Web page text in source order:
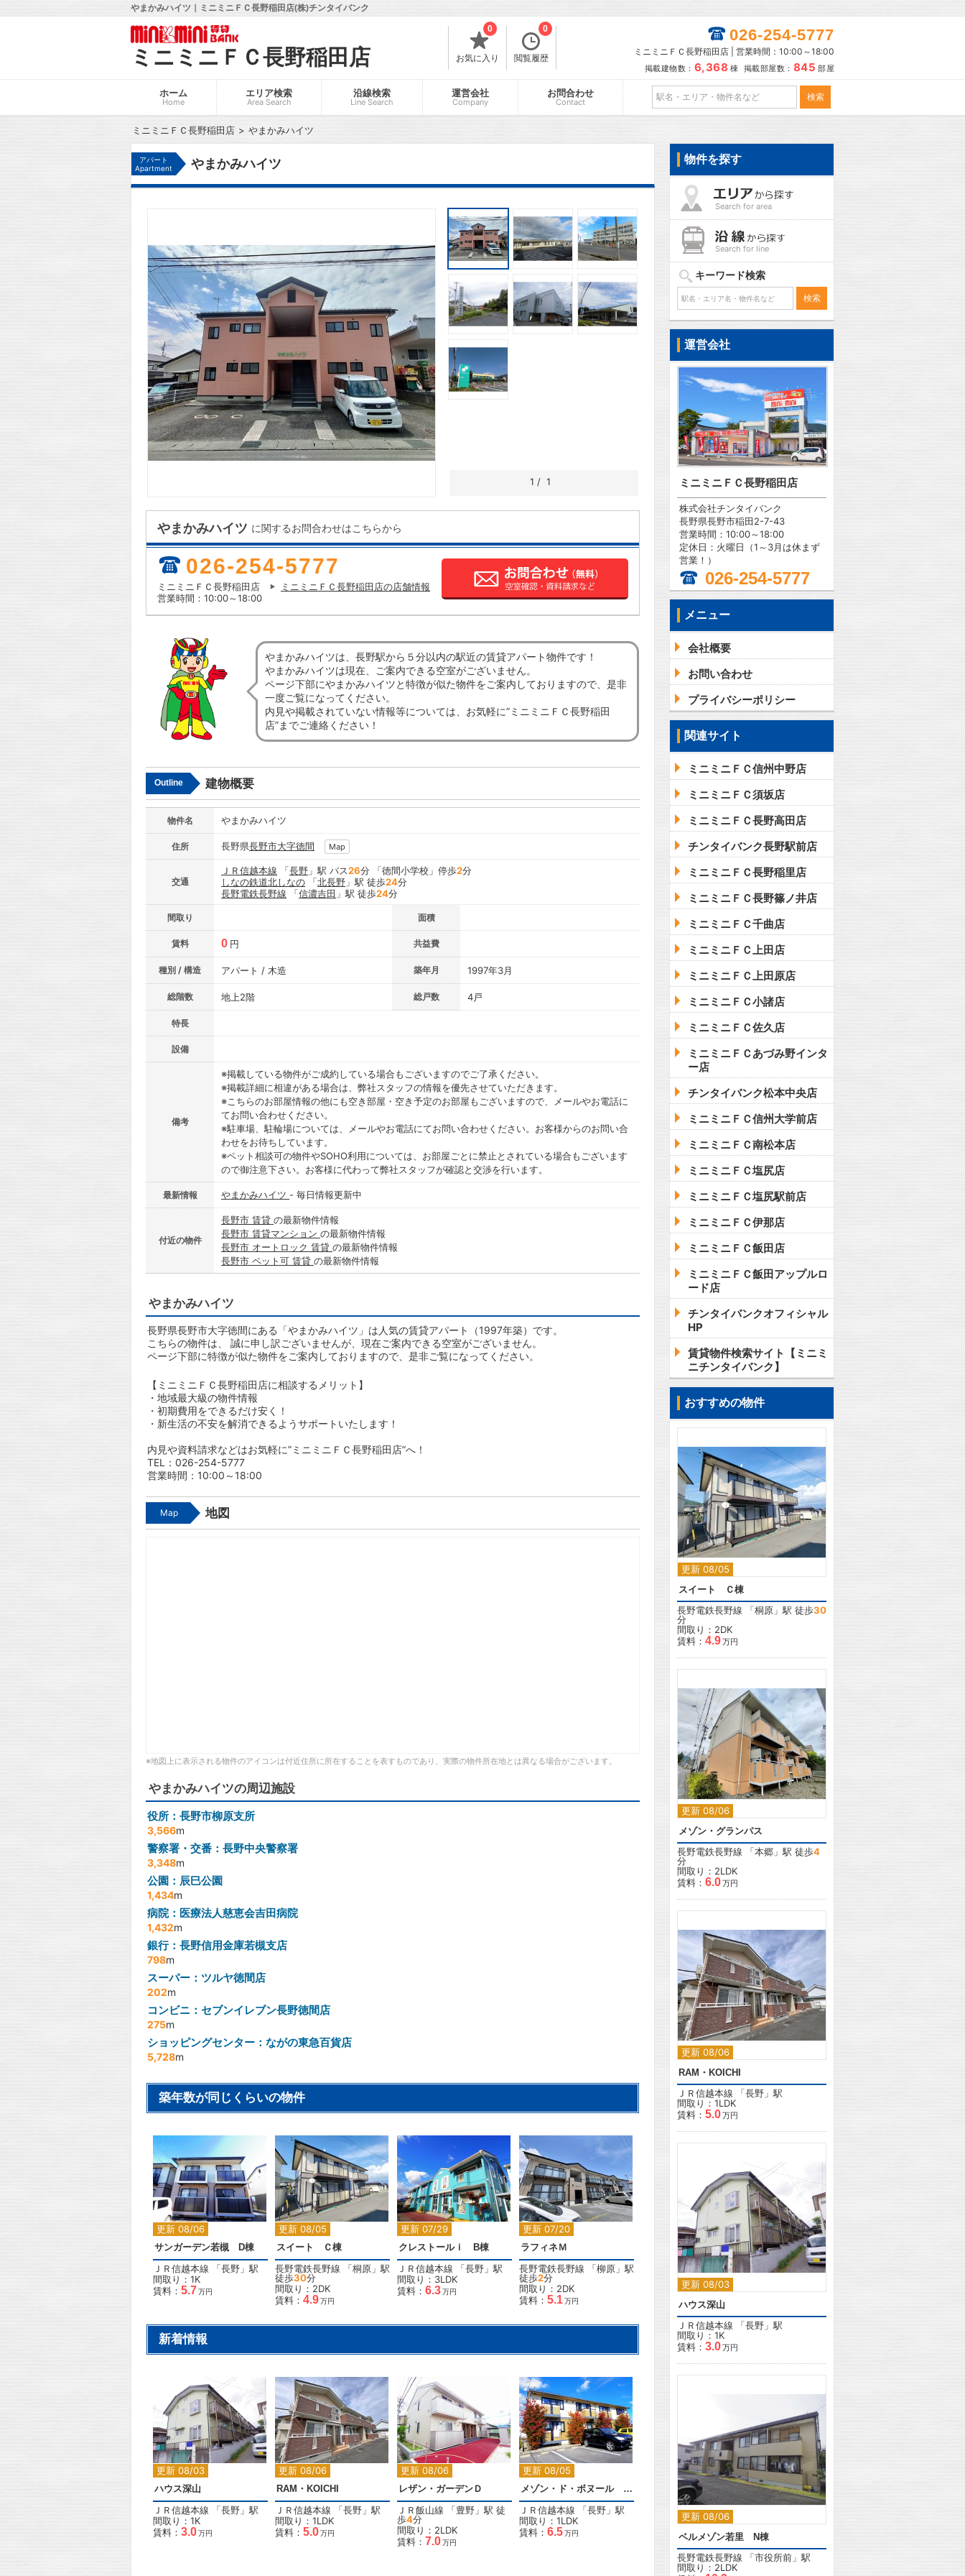
やまかみハイツ｜ミニミニＦＣ長野稲田店(株)チンタイバンク
ミニミニＦＣ長野稲田店 お気に入り
0
閲覧履歴
0 026-254-5777
ミニミニＦＣ長野稲田店 | 営業時間：10:00～18:00
掲載建物数： 6,368 棟 掲載部屋数： 845 部屋
ホーム
Home
エリア検索
Area Search
沿線検索
Line Search
運営会社
Company
お問合わせ
Contact
ミニミニＦＣ長野稲田店 やまかみハイツ
アパート
Apartment
やまかみハイツ
1 / 1
やまかみハイツ に関するお問合わせはこちらから
026-254-5777
ミニミニＦＣ長野稲田店
ミニミニＦＣ長野稲田店の店舗情報
営業時間：10:00～18:00
やまかみハイツは、長野駅から５分以内の駅近の賃貸アパート物件です！
やまかみハイツは現在、ご案内できる空室がございません。
ページ下部にやまかみハイツと特徴が似た物件をご案内しておりますので、是非
一度ご覧になってください。
内見や掲載されていない情報等については、お気軽に”ミニミニＦＣ長野稲田
店”までご連絡ください！
Outline 建物概要
物件名 やまかみハイツ
住所 長野県長野市大字徳間 Map
交通
ＪＲ信越本線 「長野 」駅 バス26分 「徳間小学校」停歩2分
しなの鉄道北しなの 「北長野 」駅 徒歩24分
長野電鉄長野線 「信濃吉田 」駅 徒歩24分
間取り 面積
賃料 0 円 共益費
種別 / 構造 アパート / 木造 築年月 1997年3月
総階数 地上2階 総戸数 4戸
特長
設備
備考
※掲載している物件がご成約している場合もございますのでご了承ください。
※掲載詳細に相違がある場合は、弊社スタッフの情報を優先させていただきます。
※こちらのお部屋情報の他にも空き部屋・空き予定のお部屋もございますので、メールやお電話に
てお問い合わせください。
※駐車場、駐輪場については、メールやお電話にてお問い合わせください。お客様からのお問い合
わせをお待ちしています。
※ペット相談可の物件やSOHO利用については、お部屋ごとに禁止とされている場合もございます
ので御注意下さい。お客様に代わって弊社スタッフが確認と交渉を行います。
最新情報 やまかみハイツ - 毎日情報更新中
付近の物件
長野市 賃貸 の最新物件情報
長野市 賃貸マンション の最新物件情報
長野市 オートロック 賃貸 の最新物件情報
長野市 ペット可 賃貸 の最新物件情報
やまかみハイツ
長野県長野市大字徳間にある「やまかみハイツ」は人気の賃貸アパート（1997年築）です。
こちらの物件は、 誠に申し訳ございませんが、現在ご案内できる空室がございません。
ページ下部に特徴が似た物件をご案内しておりますので、是非ご覧になってください。
【ミニミニＦＣ長野稲田店に相談するメリット】
・地域最大級の物件情報
・初期費用をできるだけ安く！
・新生活の不安を解消できるようサポートいたします！
内見や資料請求などはお気軽に”ミニミニＦＣ長野稲田店”へ！
TEL：026-254-5777
営業時間：10:00～18:00
Map 地図
※地図上に表示される物件のアイコンは付近住所に所在することを表すものであり、実際の物件所在地とは異なる場合がございます。
やまかみハイツの周辺施設
役所：長野市柳原支所
3,566m
警察署・交番：長野中央警察署
3,348m
公園：辰巳公園
1,434m
病院：医療法人慈恵会吉田病院
1,432m
銀行：長野信用金庫若槻支店
798m
スーパー：ツルヤ徳間店
202m
コンビニ：セブンイレブン長野徳間店
275m
ショッピングセンター：ながの東急百貨店
5,728m
築年数が同じくらいの物件
更新 08/06
2
サンガーデン若槻 D棟
ＪＲ信越本線 「長野 」駅
間取り：1K
賃料： 5.7万円
更新 08/05
2
スイート Ｃ棟
長野電鉄長野線 「桐原 」駅
徒歩30分
間取り：2DK
賃料： 4.9万円
更新 07/29
2
クレストールｉ B棟
ＪＲ信越本線 「長野 」駅
間取り：3LDK
賃料： 6.3万円
更新 07/20
2
ラフィネＭ
長野電鉄長野線 「柳原 」駅
徒歩2分
間取り：2DK
賃料： 5.1万円
新着情報
更新 08/03
2
ハウス深山
ＪＲ信越本線 「長野 」駅
間取り：1K
賃料： 3.0万円
更新 08/06
2
RAM・KOICHI
ＪＲ信越本線 「長野 」駅
間取り：1LDK
賃料： 5.0万円
更新 08/06
2
レザン・ガーデンＤ
ＪＲ飯山線 「豊野 」駅 徒
歩4分
間取り：2LDK
賃料： 7.0万円
更新 08/05
2
メゾン・ド・ボヌール Ｂ棟
ＪＲ信越本線 「長野 」駅
間取り：1LDK
賃料： 6.5万円
物件を探す
Search for area
Search for line
キーワード検索
運営会社
ミニミニＦＣ長野稲田店
株式会社チンタイバンク
長野県長野市稲田2-7-43
営業時間：10:00～18:00
定休日：火曜日（1～3月は休まず
営業！）
026-254-5777
メニュー
会社概要
お問い合わせ
プライバシーポリシー
関連サイト
ミニミニＦＣ信州中野店
ミニミニＦＣ須坂店
ミニミニＦＣ長野高田店
チンタイバンク長野駅前店
ミニミニＦＣ長野稲里店
ミニミニＦＣ長野篠ノ井店
ミニミニＦＣ千曲店
ミニミニＦＣ上田店
ミニミニＦＣ上田原店
ミニミニＦＣ小諸店
ミニミニＦＣ佐久店
ミニミニＦＣあづみ野インタ
ー店
チンタイバンク松本中央店
ミニミニＦＣ信州大学前店
ミニミニＦＣ南松本店
ミニミニＦＣ塩尻店
ミニミニＦＣ塩尻駅前店
ミニミニＦＣ伊那店
ミニミニＦＣ飯田店
ミニミニＦＣ飯田アップルロ
ード店
チンタイバンクオフィシャル
HP
賃貸物件検索サイト【ミニミ
ニチンタイバンク】
おすすめの物件
更新 08/05
スイート Ｃ棟
長野電鉄長野線 「桐原 」駅 徒歩30
分
間取り：2DK
賃料： 4.9万円
更新 08/06
メゾン・グランパス
長野電鉄長野線 「本郷 」駅 徒歩4
分
間取り：2LDK
賃料： 6.0万円
更新 08/06
2
RAM・KOICHI
ＪＲ信越本線 「長野 」駅
間取り：1LDK
賃料： 5.0万円
更新 08/03
ハウス深山
ＪＲ信越本線 「長野 」駅
間取り：1K
賃料： 3.0万円
更新 08/06
ベルメゾン若里 N棟
長野電鉄長野線 「市役所前 」駅
間取り：2LDK